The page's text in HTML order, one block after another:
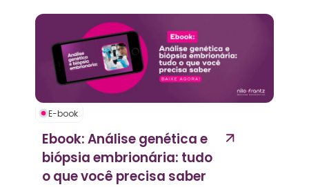
E-book
Ebook: Análise genética e
biópsia embrionária: tudo
o que você precisa saber